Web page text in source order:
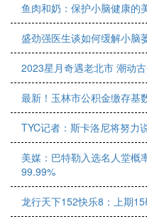
鱼肉和奶：保护小脑健康的
盛劲强医生谈如何缓解小脑
2023星月奇遇老北市 潮动
最新！玉林市公积金缴存基
TYC记者：斯卡洛尼将努力
美媒：巴特勒入选名人堂概
99.99%
龙行天下152快乐8：上期